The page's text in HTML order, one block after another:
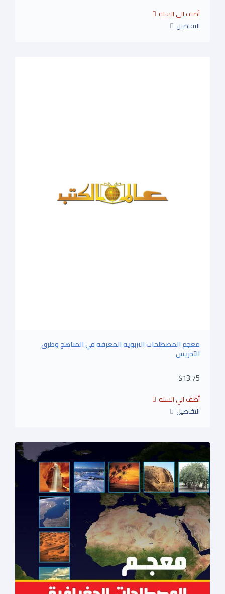
التفاصيل
معجم المصطلحات التربوية المعرفة في المناهج وطرق
التدريس
$13.75
التفاصيل